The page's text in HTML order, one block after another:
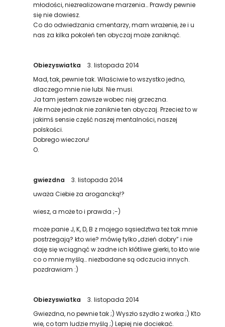
młodości, niezrealizowane marzenia… Prawdy pewnie
się nie dowiesz.
Co do odwiedzania cmentarzy, mam wrażenie, że i u
nas za kilka pokoleń ten obyczaj może zaniknąć.
Obiezyswiatka
3. listopada 2014
Mad, tak, pewnie tak. Właściwie to wszystko jedno,
dlaczego mnie nie lubi. Nie musi.
Ja tam jestem zawsze wobec niej grzeczna.
Ale może jednak nie zaniknie ten obyczaj. Przecież to w
jakimś sensie część naszej mentalności, naszej
polskości.
Dobrego wieczoru!
O.
gwiezdna
3. listopada 2014
uważa Ciebie za arogancką!?
wiesz, a może to i prawda ;-)
może panie J, K, D, B z mojego sąsiedztwa też tak mnie
postrzegają? kto wie? mówię tylko „dzień dobry” i nie
daję się wciągnąć w żadne ich kłótliwe gierki, to kto wie
co o mnie myślą… niezbadane są odczucia innych.
pozdrawiam :)
Obiezyswiatka
3. listopada 2014
Gwiezdna, no pewnie tak ;) Wyszło szydło z worka ;) Kto
wie, co tam ludzie myślą ;) Lepiej nie dociekać.